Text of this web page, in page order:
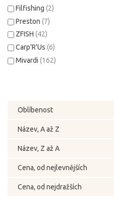
Filfishing (2)
Preston (7)
ZFISH (42)
Carp'R'Us (6)
Mivardi (162)
Oblíbenost
Název, A až Z
Název, Z až A
Cena, od nejlevnějších
Cena, od nejdražších